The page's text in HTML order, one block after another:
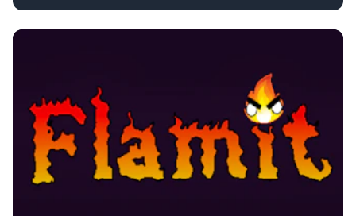
Play Merge Mine - Idle Clicker online free. adventure